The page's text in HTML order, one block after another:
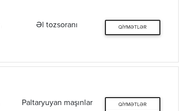
Əl tozsoranı QIYMƏTLƏR
Paltaryuyan maşınlar QIYMƏTLƏR